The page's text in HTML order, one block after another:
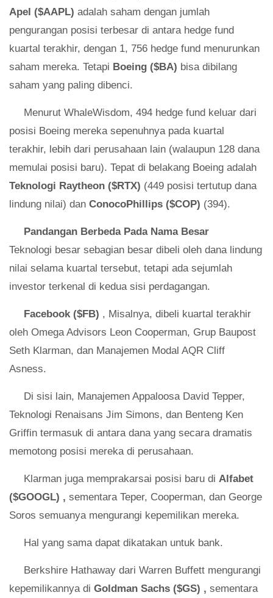
Apel ($AAPL) adalah saham dengan jumlah
pengurangan posisi terbesar di antara hedge fund
kuartal terakhir, dengan 1, 756 hedge fund menurunkan
saham mereka. Tetapi Boeing ($BA) bisa dibilang
saham yang paling dibenci.
Menurut WhaleWisdom, 494 hedge fund keluar dari
posisi Boeing mereka sepenuhnya pada kuartal
terakhir, lebih dari perusahaan lain (walaupun 128 dana
memulai posisi baru). Tepat di belakang Boeing adalah
Teknologi Raytheon ($RTX) (449 posisi tertutup dana
lindung nilai) dan ConocoPhillips ($COP) (394).
Pandangan Berbeda Pada Nama Besar
Teknologi besar sebagian besar dibeli oleh dana lindung
nilai selama kuartal tersebut, tetapi ada sejumlah
investor terkenal di kedua sisi perdagangan.
Facebook ($FB) , Misalnya, dibeli kuartal terakhir
oleh Omega Advisors Leon Cooperman, Grup Baupost
Seth Klarman, dan Manajemen Modal AQR Cliff
Asness.
Di sisi lain, Manajemen Appaloosa David Tepper,
Teknologi Renaisans Jim Simons, dan Benteng Ken
Griffin termasuk di antara dana yang secara dramatis
memotong posisi mereka di perusahaan.
Klarman juga memprakarsai posisi baru di Alfabet
($GOOGL) , sementara Teper, Cooperman, dan George
Soros semuanya mengurangi kepemilikan mereka.
Hal yang sama dapat dikatakan untuk bank.
Berkshire Hathaway dari Warren Buffett mengurangi
kepemilikannya di Goldman Sachs ($GS) , sementara